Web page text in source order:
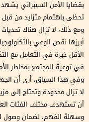
بقضايا الأمن السيبراني
تحظى باهتمام متزايد من
ومع ذلك، لا تزال هناك
أبرزها نقص الوعي
الأقل خبرة في التعامل مع
في توعية المجتمع بمخاطر
وفي هذا السياق، أرى أن
لا تزال محدودة وتحتاج إلى
أن تستهدف مختلف الفئات
وسهلة الفهم، لضمان وصول